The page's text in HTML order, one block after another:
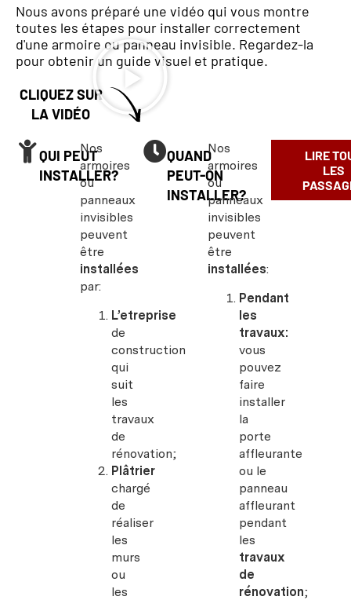
Nous avons préparé une vidéo qui vous montre
toutes les étapes pour installer correctement
d'une armoire ou panneau invisible. Regardez-la
pour obtenir un guide visuel et pratique.
CLIQUEZ SUR
LA VIDÉO
QUI PEUT
INSTALLER?
Nos
armoires
ou
panneaux
invisibles
peuvent
être
installées
par:
L’etreprise
de
construction
qui
suit
les
travaux
de
rénovation;
Plâtrier
chargé
de
réaliser
les
murs
ou
les
QUAND
PEUT-ON
INSTALLER?
Nos
armoires
ou
panneaux
invisibles
peuvent
être
installées:
Pendant
les
travaux:
vous
pouvez
faire
installer
la
porte
affleurante
ou le
panneau
affleurant
pendant
les
travaux
de
rénovation;
LIRE
LES